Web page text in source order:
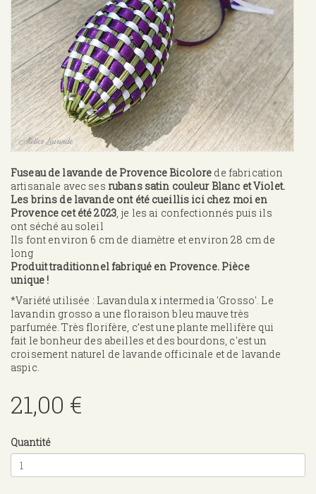
Fuseau de lavande de Provence Bicolore de fabrication
artisanale avec ses rubans satin couleur Blanc et Violet.
Les brins de lavande ont été cueillis ici chez moi en
Provence cet été 2023, je les ai confectionnés puis ils
ont séché au soleil
Ils font environ 6 cm de diamètre et environ 28 cm de
long
Produit traditionnel fabriqué en Provence. Pièce
unique !
*Variété utilisée : Lavandula x intermedia 'Grosso'. Le
lavandin grosso a une floraison bleu mauve très
parfumée. Très florifère, c’est une plante mellifère qui
fait le bonheur des abeilles et des bourdons, c'est un
croisement naturel de lavande officinale et de lavande
aspic.
21,00 €
Quantité